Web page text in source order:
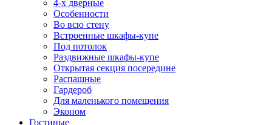
4-х дверные
Особенности
Во всю стену
Встроенные шкафы-купе
Под потолок
Раздвижные шкафы-купе
Открытая секция посередине
Распашные
Гардероб
Для маленького помещения
Эконом
Гостиные